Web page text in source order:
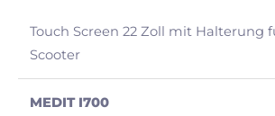
Touch Screen 22 Zoll mit Halterung
Scooter